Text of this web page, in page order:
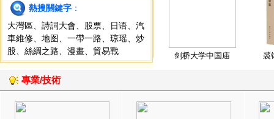
熱搜關鍵字 ：
大灣區
詩詞大會 股票 日语
汽
車維修
地图 一帶一路 琼瑶
炒
股
絲綢之路 漫畫 貿易戰 剑桥大学中国庙 裘
專業/技術